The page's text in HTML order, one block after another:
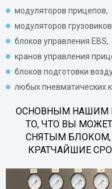
модуляторов прицепов,
модуляторов
блоков управления EBS,
кранов управления
блоков подготовки
любых пневматических
ОСНОВНЫМ НАШИМ
ТО, ЧТО ВЫ
СНЯТЫМ БЛОКОМ,
КРАТЧАЙШИЕ